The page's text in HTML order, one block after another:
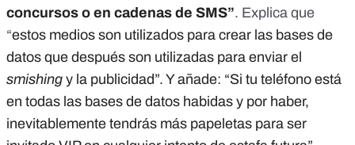
concursos o en cadenas de SMS”. Explica que
“estos medios son utilizados para crear las bases de
datos que después son utilizadas para enviar el
smishing y la publicidad”. Y añade: “Si tu teléfono está
en todas las bases de datos habidas y por haber,
inevitablemente tendrás más papeletas para ser